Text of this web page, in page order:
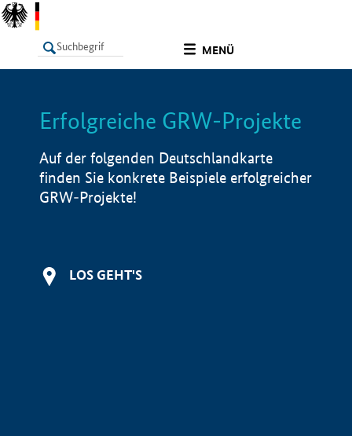
MENÜ
LISTE Info
Erfolgreiche GRW-Projekte
Auf der folgenden Deutschlandkarte
finden Sie konkrete Beispiele erfolgreicher
GRW-Projekte!
LOS GEHT'S